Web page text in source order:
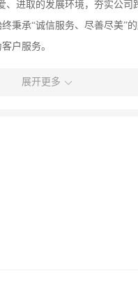
进取的发展环境，夯实公
秉承“诚信服务、尽善尽美”
户服务。
展开更多